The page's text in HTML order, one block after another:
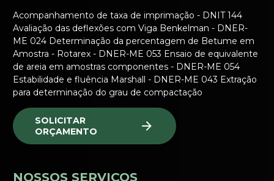
Acompanhamento de taxa de imprimação - DNIT 144
Avaliação das deflexões com Viga Benkelman - DNER-
ME 024 Determinação da percentagem de Betume em
Amostra - Rotarex - DNER-ME 053 Ensaio de equivalente
de areia em amostras componentes - DNER-ME 054
Estabilidade e fluência Marshall - DNER-ME 043 Extração
para determinação do grau de compactação
SOLICITAR
ORÇAMENTO
NOSSOS SERVIÇOS